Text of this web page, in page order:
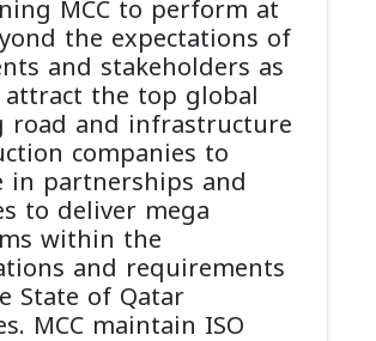
MCC to perform at
the expectations of
and stakeholders as
the top global
road and infrastructure
companies to
in partnerships and
to deliver mega
within the
and requirements
State of Qatar
MCC maintain ISO